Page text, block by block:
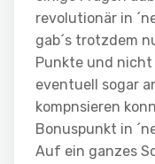
revolutionär in
gab´s trotzdem
Punkte und
eventuell sogar
kompnsieren
Bonuspunkt in
Auf ein ganzes